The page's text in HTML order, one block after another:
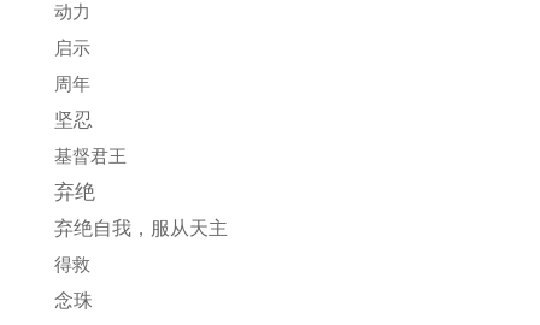
动力
启示
周年
坚忍
基督君王
弃绝
弃绝自我，服从天主
得救
念珠